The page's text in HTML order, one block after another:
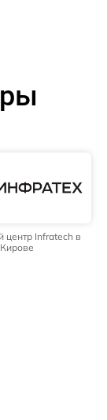
центр Infratech в
Кирове